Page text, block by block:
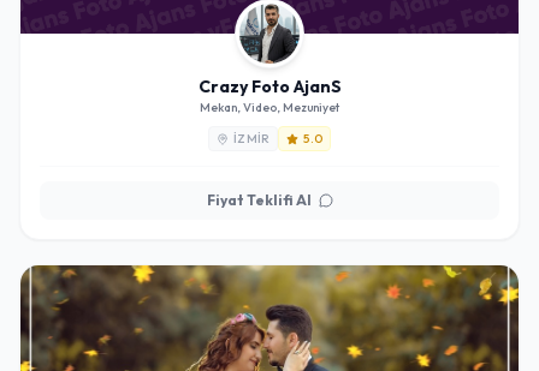
Crazy Foto AjanS
Mekan, Video, Mezuniyet
İZMIR
5.0
Fiyat Teklifi Al